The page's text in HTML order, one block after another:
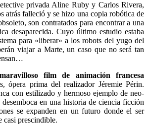
privada Aline Ruby y Carlos Rivera,
atrás falleció y se hizo una copia robótica de
son contratados para encontrar a una
desaparecida. Cuyo último estudio estaba
para «liberar» a los robots del yugo del
viajar a Marte, un caso que no será tan
maravilloso film de animación francesa
ópera prima del realizador Jéremie Périn.
con estilizado y hermoso ejemplo de neo-
en una historia de ciencia ficción
se expanden en un futuro donde el ser
casi prescindible.